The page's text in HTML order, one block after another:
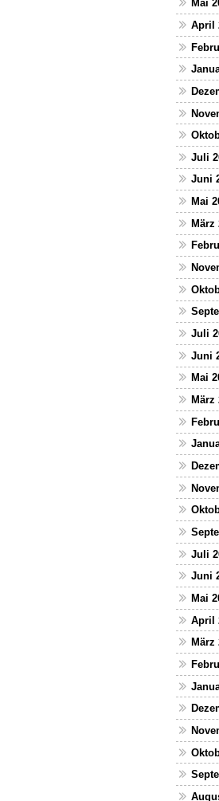
Mai
April
Juli
Juni
Mai
März
Juli
Juni
Mai
März
Juli
Juni
Mai
April
März